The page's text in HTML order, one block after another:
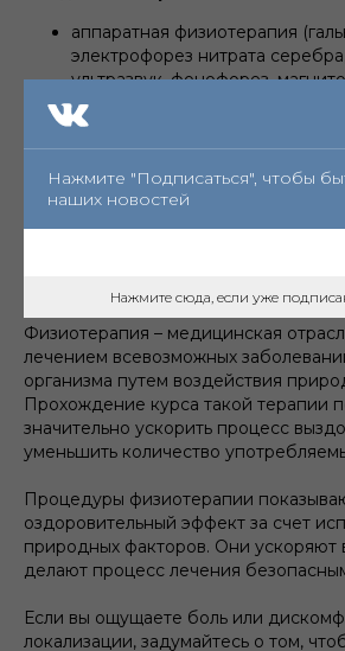
аппаратная физиотерапия
электрофорез нитрата
ультразвук, фонофорез,
лазеротерапия,
электростимуляция мышц,
УФО),
массаж,
парафин-озокерит
Физиотерапия – медицинская
лечением всевозможных
организма путем воздействия
Прохождение курса такой терапии
значительно ускорить процесс
уменьшить количество
Процедуры физиотерапии
оздоровительный эффект за счет
природных факторов. Они ускоряют
делают процесс лечения
Если вы ощущаете боль или
локализации, задумайтесь о том,
Нажмите "Подписаться", чтобы
наших новостей
Нажмите сюда, если уже